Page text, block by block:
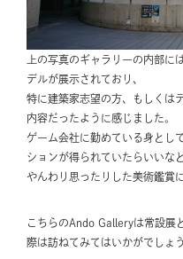
上の写真のギャラリーの内部に
デルが展示されており、
特に建築家志望の方、もしくは
内容だったように感じました。
ゲーム会社に勤めている身とし
ションが得られていたらいいなと
やんわり思ったりした美術鑑賞
こちらのAndo Galleryは常設展
際は訪ねてみてはいかがでしょう